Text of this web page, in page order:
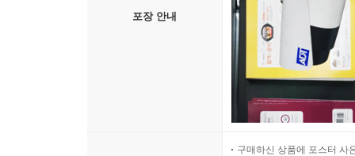
포장 안내
구매하신 상품에 포스터 사